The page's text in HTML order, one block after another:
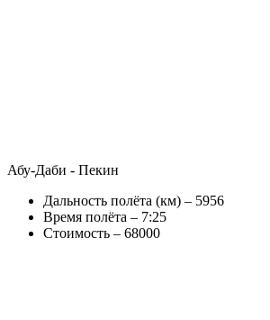
Абу-Даби - Пекин
Дальность полёта (км) – 5956
Время полёта – 7:25
Стоимость – 68000